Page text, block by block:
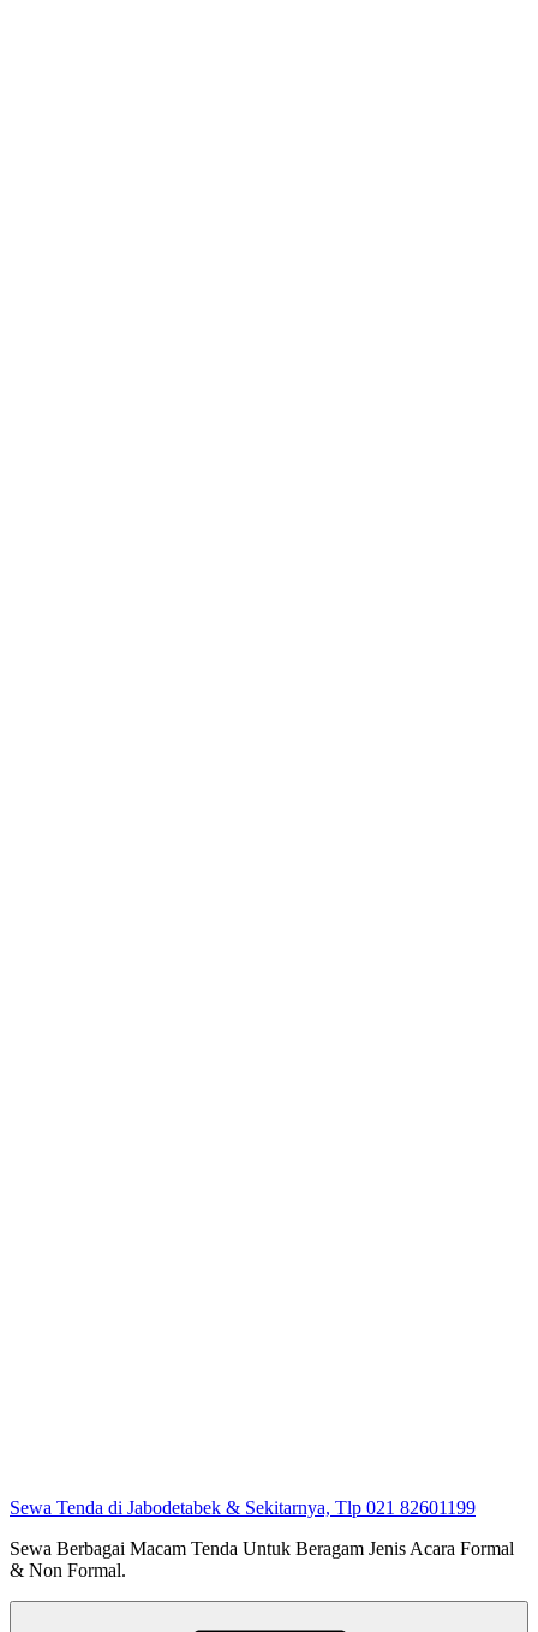
Sewa Tenda di Jabodetabek & Sekitarnya, Tlp 021 82601199
Sewa Berbagai Macam Tenda Untuk Beragam Jenis Acara Formal
& Non Formal.